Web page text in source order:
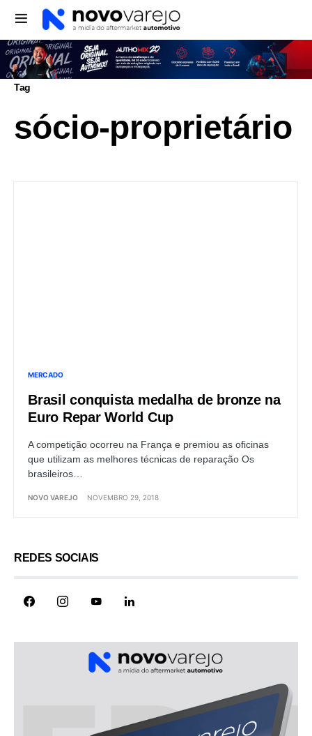
Tag
sócio-proprietário
MERCADO
Brasil conquista medalha de bronze na
Euro Repar World Cup
A competição ocorreu na França e premiou as oficinas
que utilizam as melhores técnicas de reparação Os
brasileiros…
NOVO VAREJO NOVEMBRO 29, 2018
REDES SOCIAIS